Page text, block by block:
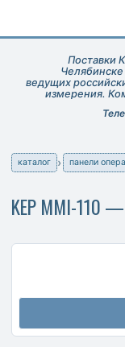
Поставки
ведущих
измерения.
каталог панели
KEP MMI-110